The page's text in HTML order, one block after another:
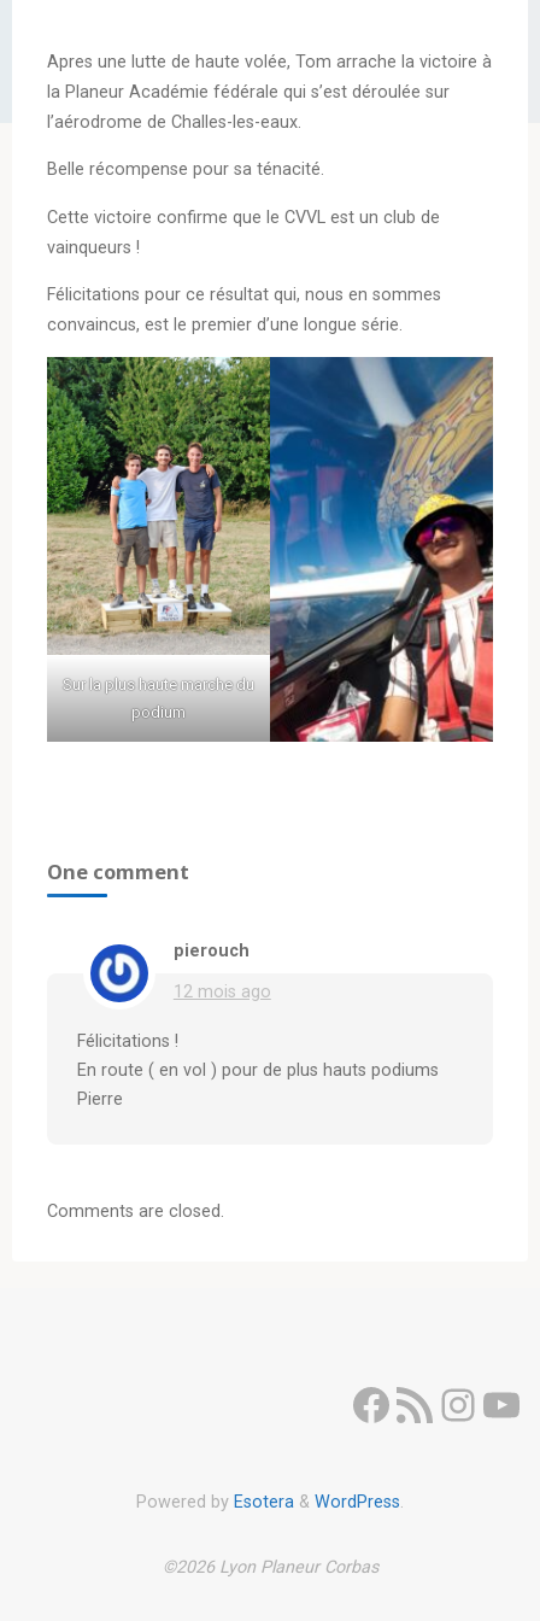
Apres une lutte de haute volée, Tom arrache la victoire à
la Planeur Académie fédérale qui s’est déroulée sur
l’aérodrome de Challes-les-eaux.
Belle récompense pour sa ténacité.
Cette victoire confirme que le CVVL est un club de
vainqueurs !
Félicitations pour ce résultat qui, nous en sommes
convaincus, est le premier d’une longue série.
Sur la plus haute marche du
podium
One comment
pierouch
12 mois ago
Félicitations !
En route ( en vol ) pour de plus hauts podiums
Pierre
Comments are closed.
Facebook
Flux RSS
Powered by Esotera & WordPress.
©2026 Lyon Planeur Corbas